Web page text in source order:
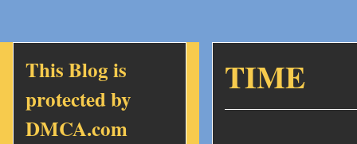
TIME
This Blog is
protected by
DMCA.com